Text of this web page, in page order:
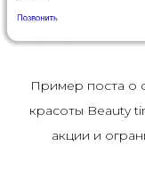
Пример поста о
красоты Beauty
акции и